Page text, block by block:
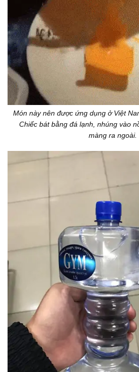
Món này nên được ứng dụng ở Việt
Chiếc bát bằng đá lạnh, nhúng vào
màng ra ngoài.